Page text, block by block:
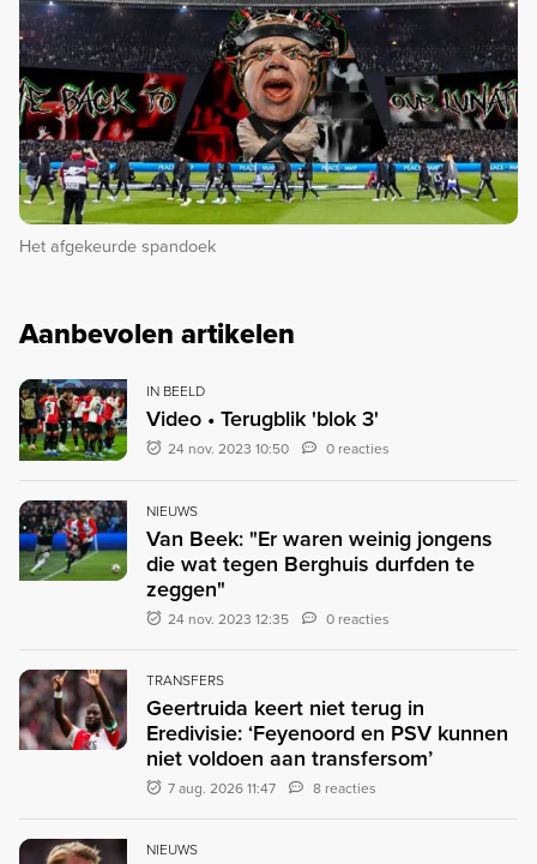
Het afgekeurde spandoek
Aanbevolen artikelen
IN BEELD
Video • Terugblik 'blok 3'
24 nov. 2023 10:50 0 reacties
NIEUWS
Van Beek: "Er waren weinig jongens
die wat tegen Berghuis durfden te
zeggen"
24 nov. 2023 12:35 0 reacties
TRANSFERS
Geertruida keert niet terug in
Eredivisie: ‘Feyenoord en PSV kunnen
niet voldoen aan transfersom’
7 aug. 2026 11:47 8 reacties
NIEUWS